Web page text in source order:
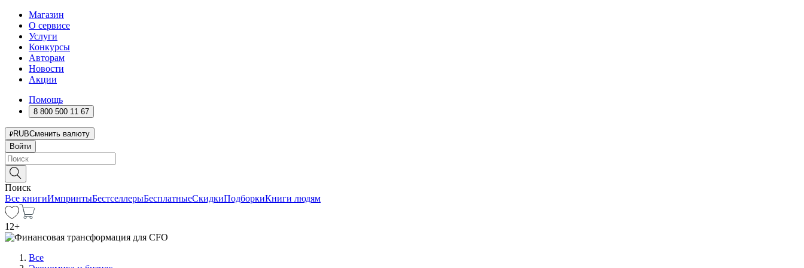
Магазин
О сервисе
Услуги
Конкурсы
Авторам
Новости
Акции
Помощь
8 800 500 11 67
RUBСменить валюту
Войти
Поиск
Все книгиИмпринтыБестселлерыБесплатныеСкидкиПодборкиКниги людям
12+
Все